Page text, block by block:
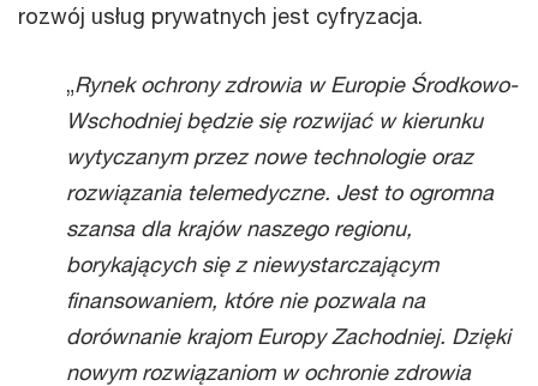
rozwój usług prywatnych jest cyfryzacja.
„Rynek ochrony zdrowia w Europie Środkowo-
Wschodniej będzie się rozwijać w kierunku
wytyczanym przez nowe technologie oraz
rozwiązania telemedyczne. Jest to ogromna
szansa dla krajów naszego regionu,
borykających się z niewystarczającym
finansowaniem, które nie pozwala na
dorównanie krajom Europy Zachodniej. Dzięki
nowym rozwiązaniom w ochronie zdrowia